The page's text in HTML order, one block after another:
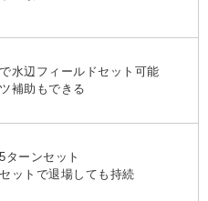
水辺フィールドセット可能
補助もできる
ターンセット
ットで退場しても持続